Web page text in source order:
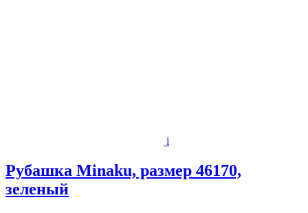
i
Рубашка Minaku, размер 46170,
зеленый